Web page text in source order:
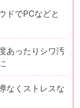
ドでPCなどと
あったりシワ汚
なくストレスな